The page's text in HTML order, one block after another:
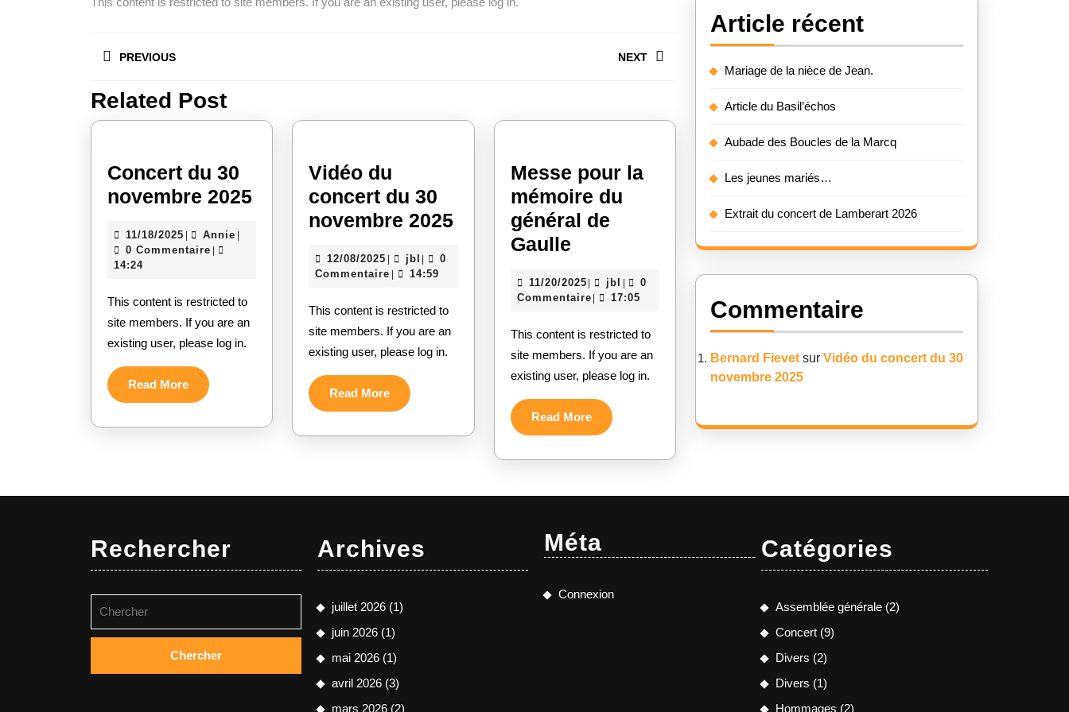
l’article
PREVIOUS
Article
précédent
NEXT
post:
Related Post
Concert du 30
novembre 2025Concert
novembre
11/18/2025 11/18/2025
| Annie Annie
|
0 Commentaire |
14:24
This content is restricted to
site members. If you are an
existing user, please log in.
Read MoreRead
More
Vidéo du
concert du 30
novembre 2025Vidéo
novembre
12/08/2025 12/08/2025
| jbl jbl
|
0
Commentaire | 14:59
This content is restricted to
site members. If you are an
existing user, please log in.
Read MoreRead
More
Messe pour la
mémoire du
général de
GaulleMesse
la
du
général
de
Gaulle
11/20/202511/20/2025
| jbl jbl
|
0
Commentaire | 17:05
This content is restricted to
site members. If you are an
existing user, please log in.
Read MoreRead
More
Article récent
Mariage de la nièce de Jean.
Article du Basil’échos
Aubade des Boucles de la Marcq
Les jeunes mariés…
Extrait du concert de Lamberart 2026
Commentaire
Bernard Fievet sur Vidéo du concert du 30
novembre 2025
Rechercher
for:
Archives
juillet 2026 (1)
juin 2026 (1)
mai 2026 (1)
avril 2026 (3)
mars 2026 (2)
Méta
Connexion
Catégories
Assemblée générale (2)
Concert (9)
Divers (2)
Divers (1)
Hommages (2)